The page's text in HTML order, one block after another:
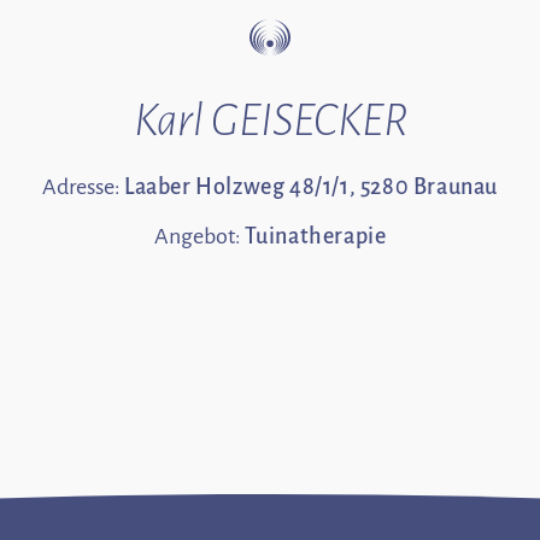
Karl GEISECKER
Adresse: Laaber Holzweg 48/1/1, 5280 Braunau
Angebot: Tuinatherapie